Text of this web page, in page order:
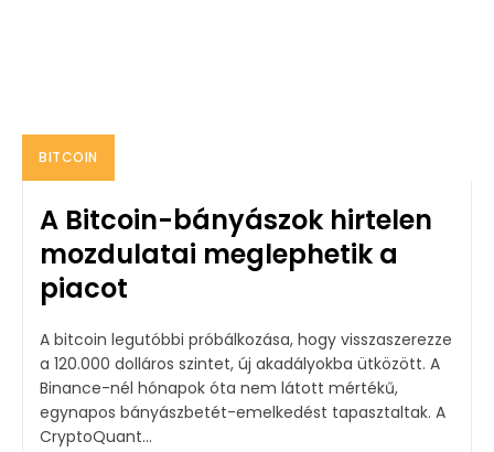
BITCOIN
A Bitcoin-bányászok hirtelen
mozdulatai meglephetik a
piacot
A bitcoin legutóbbi próbálkozása, hogy visszaszerezze
a 120.000 dolláros szintet, új akadályokba ütközött. A
Binance-nél hónapok óta nem látott mértékű,
egynapos bányászbetét-emelkedést tapasztaltak. A
CryptoQuant...